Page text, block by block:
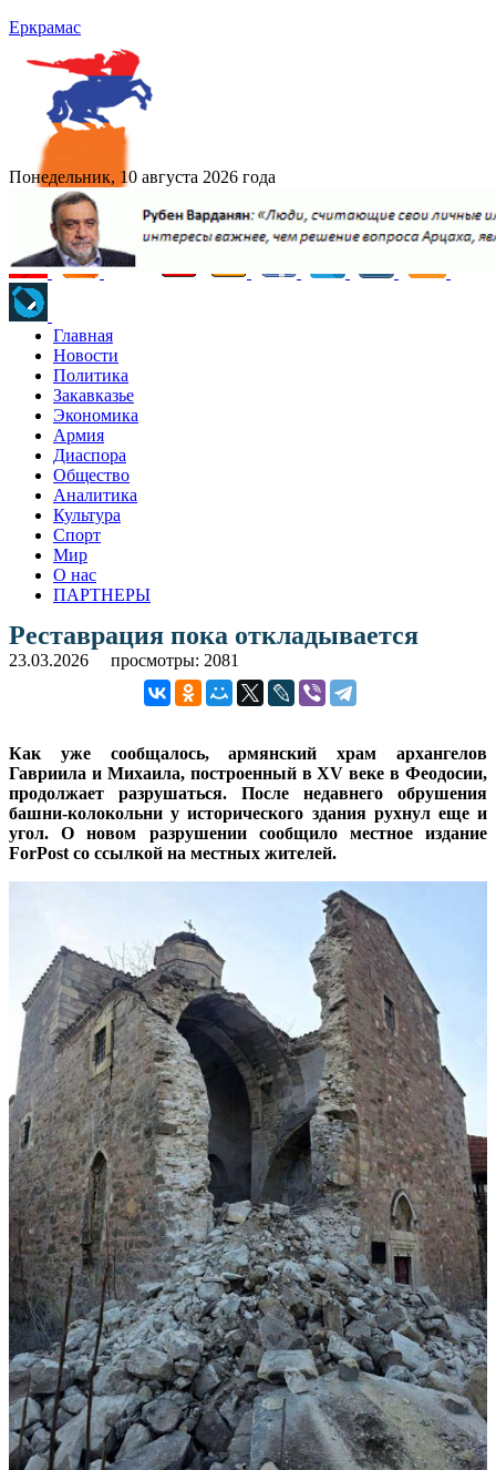
Еркрамас
Понедельник, 10 августа 2026 года
Главная
Новости
Политика
Закавказье
Экономика
Армия
Диаспора
Общество
Аналитика
Культура
Спорт
Мир
О нас
ПАРТНЕРЫ
Реставрация пока откладывается
23.03.2026 просмотры: 2081
Как уже сообщалось, армянский храм архангелов
Гавриила и Михаила, построенный в XV веке в Феодосии,
продолжает разрушаться. После недавнего обрушения
башни-колокольни у исторического здания рухнул еще и
угол. О новом разрушении сообщило местное издание
ForPost со ссылкой на местных жителей.